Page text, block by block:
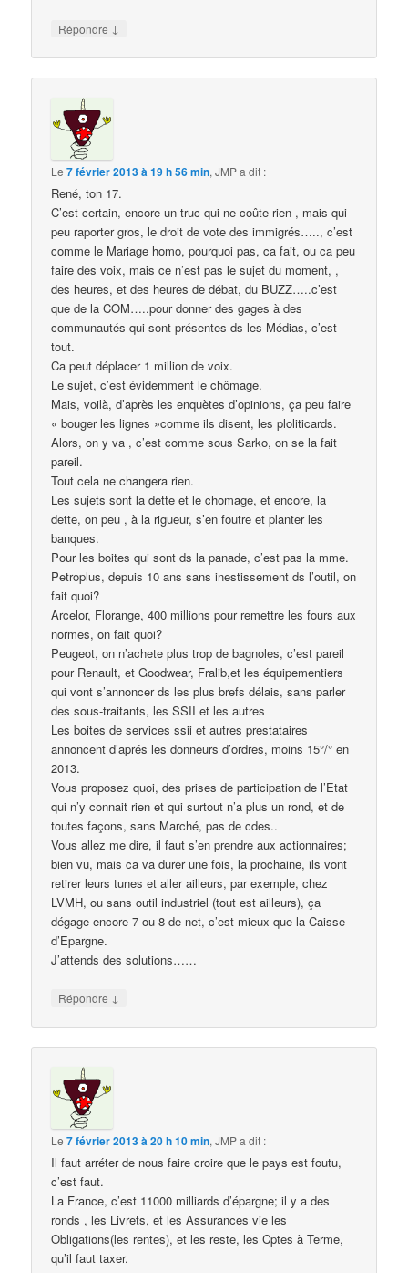
Répondre ↓
Le7 février 2013 à 19 h 56 min,JMPa dit :
René, ton 17.
C’est certain, encore un truc qui ne coûte rien , mais qui
peu raporter gros, le droit de vote des immigrés….., c’est
comme le Mariage homo, pourquoi pas, ca fait, ou ca peu
faire des voix, mais ce n’est pas le sujet du moment, ,
des heures, et des heures de débat, du BUZZ…..c’est
que de la COM…..pour donner des gages à des
communautés qui sont présentes ds les Médias, c’est
tout.
Ca peut déplacer 1 million de voix.
Le sujet, c’est évidemment le chômage.
Mais, voilà, d’après les enquètes d’opinions, ça peu faire
« bouger les lignes »comme ils disent, les ploliticards.
Alors, on y va , c’est comme sous Sarko, on se la fait
pareil.
Tout cela ne changera rien.
Les sujets sont la dette et le chomage, et encore, la
dette, on peu , à la rigueur, s’en foutre et planter les
banques.
Pour les boites qui sont ds la panade, c’est pas la mme.
Petroplus, depuis 10 ans sans inestissement ds l’outil, on
fait quoi?
Arcelor, Florange, 400 millions pour remettre les fours aux
normes, on fait quoi?
Peugeot, on n’achete plus trop de bagnoles, c’est pareil
pour Renault, et Goodwear, Fralib,et les équipementiers
qui vont s’annoncer ds les plus brefs délais, sans parler
des sous-traitants, les SSII et les autres
Les boites de services ssii et autres prestataires
annoncent d’aprés les donneurs d’ordres, moins 15°/° en
2013.
Vous proposez quoi, des prises de participation de l’Etat
qui n’y connait rien et qui surtout n’a plus un rond, et de
toutes façons, sans Marché, pas de cdes..
Vous allez me dire, il faut s’en prendre aux actionnaires;
bien vu, mais ca va durer une fois, la prochaine, ils vont
retirer leurs tunes et aller ailleurs, par exemple, chez
LVMH, ou sans outil industriel (tout est ailleurs), ça
dégage encore 7 ou 8 de net, c’est mieux que la Caisse
d’Epargne.
J’attends des solutions……
Répondre ↓
Le7 février 2013 à 20 h 10 min,JMPa dit :
Il faut arréter de nous faire croire que le pays est foutu,
c’est faut.
La France, c’est 11000 milliards d’épargne; il y a des
ronds , les Livrets, et les Assurances vie les
Obligations(les rentes), et les reste, les Cptes à Terme,
qu’il faut taxer.